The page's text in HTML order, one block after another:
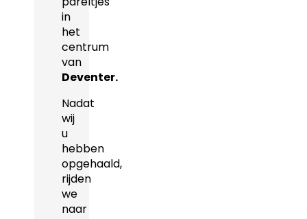
in
het
centrum
van
Deventer.
Nadat
wij
u
hebben
opgehaald,
rijden
we
naar